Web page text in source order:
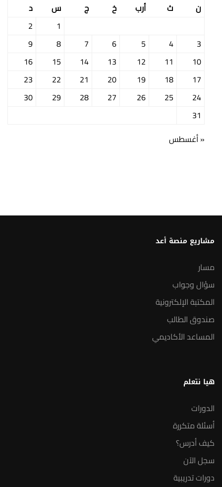
ن
ث أرب خ ج س
د
1
2
3
4
5
6
7
8
9
10
11
12
13
14
15
16
17
18
19
20
21
22
23
24
25
26
27
28
29
30
31
« أغسطس
مشاريع منصة أعد
مسار
سؤال وجواب
المكتبة الإلكترونية
صندوق الطالب
المساعد الأكاديمي
هيا نتعلم
الدورات
أسئلة متكررة
كيف أدرس؟
سجل الآن
دورات تدريبية